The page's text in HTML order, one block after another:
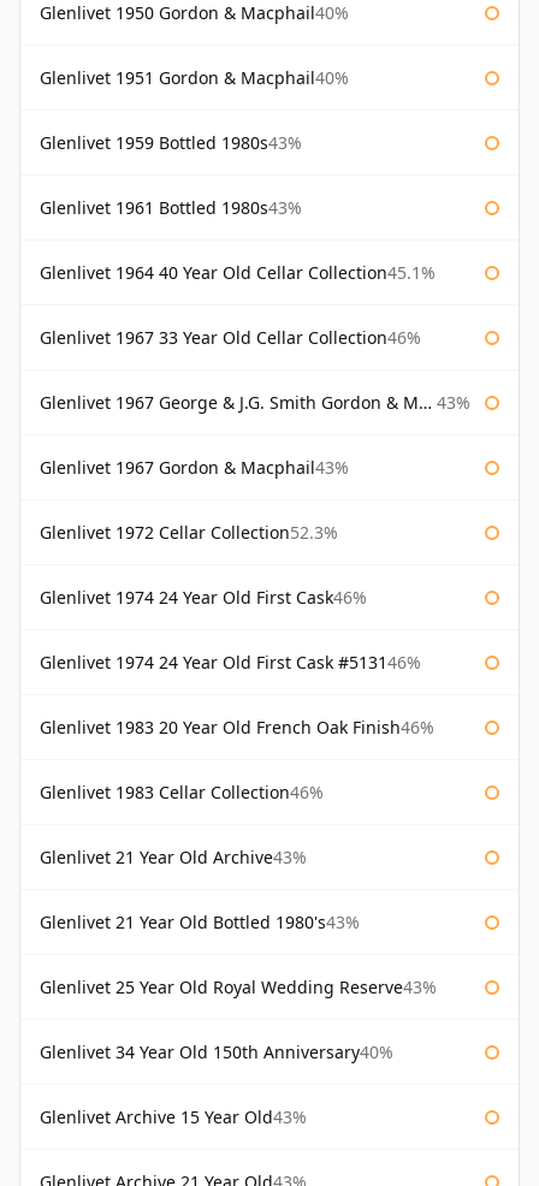
Glenlivet 1950 Gordon & Macphail40%
Glenlivet 1951 Gordon & Macphail40%
Glenlivet 1959 Bottled 1980s43%
Glenlivet 1961 Bottled 1980s43%
Glenlivet 1964 40 Year Old Cellar Collection45.1%
Glenlivet 1967 33 Year Old Cellar Collection46%
Glenlivet 1967 George & J.G. Smith Gordon & Macphail 43%
Glenlivet 1967 Gordon & Macphail43%
Glenlivet 1972 Cellar Collection52.3%
Glenlivet 1974 24 Year Old First Cask46%
Glenlivet 1974 24 Year Old First Cask #513146%
Glenlivet 1983 20 Year Old French Oak Finish46%
Glenlivet 1983 Cellar Collection46%
Glenlivet 21 Year Old Archive43%
Glenlivet 21 Year Old Bottled 1980's43%
Glenlivet 25 Year Old Royal Wedding Reserve43%
Glenlivet 34 Year Old 150th Anniversary40%
Glenlivet Archive 15 Year Old43%